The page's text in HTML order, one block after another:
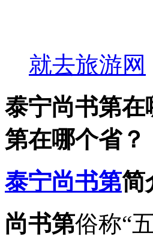
就去旅游网
泰宁尚书第
第在哪个省？
泰宁尚书第简
尚书第俗称“